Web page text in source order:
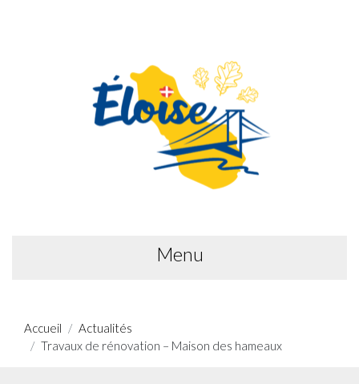
Menu
Accueil
Actualités
Travaux de rénovation – Maison des hameaux